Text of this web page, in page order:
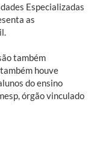
Especializadas
as
também
houve
do ensino
órgão vinculado